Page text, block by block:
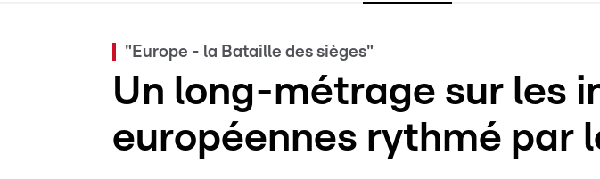
"Europe - la Bataille des sièges"
Un long-métrage sur les
européennes rythmé par